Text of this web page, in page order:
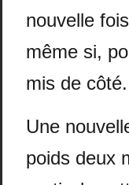
nouvelle
même si,
mis de côté.
Une
poids deux